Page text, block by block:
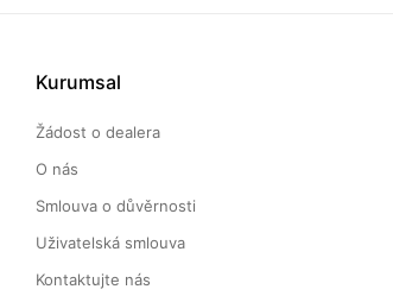
Kurumsal
Žádost o dealera
O nás
Smlouva o důvěrnosti
Uživatelská smlouva
Kontaktujte nás